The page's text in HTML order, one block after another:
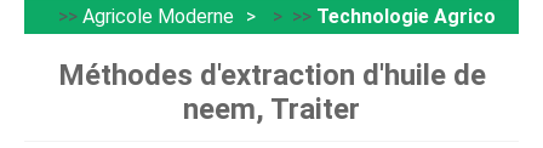
>> Agricole Moderne > >> Technologie Agricole
Méthodes d'extraction d'huile de
neem, Traiter